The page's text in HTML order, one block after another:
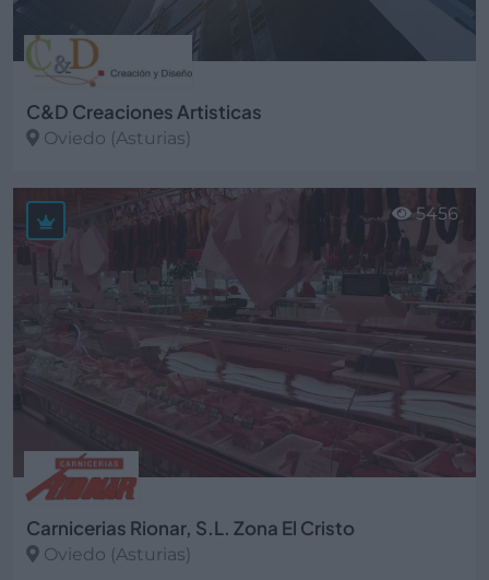
C&D Creaciones Artisticas
Oviedo (Asturias)
Ver más
Carnicerias Rionar, S.L. Zona El Cristo
Oviedo (Asturias)
5456